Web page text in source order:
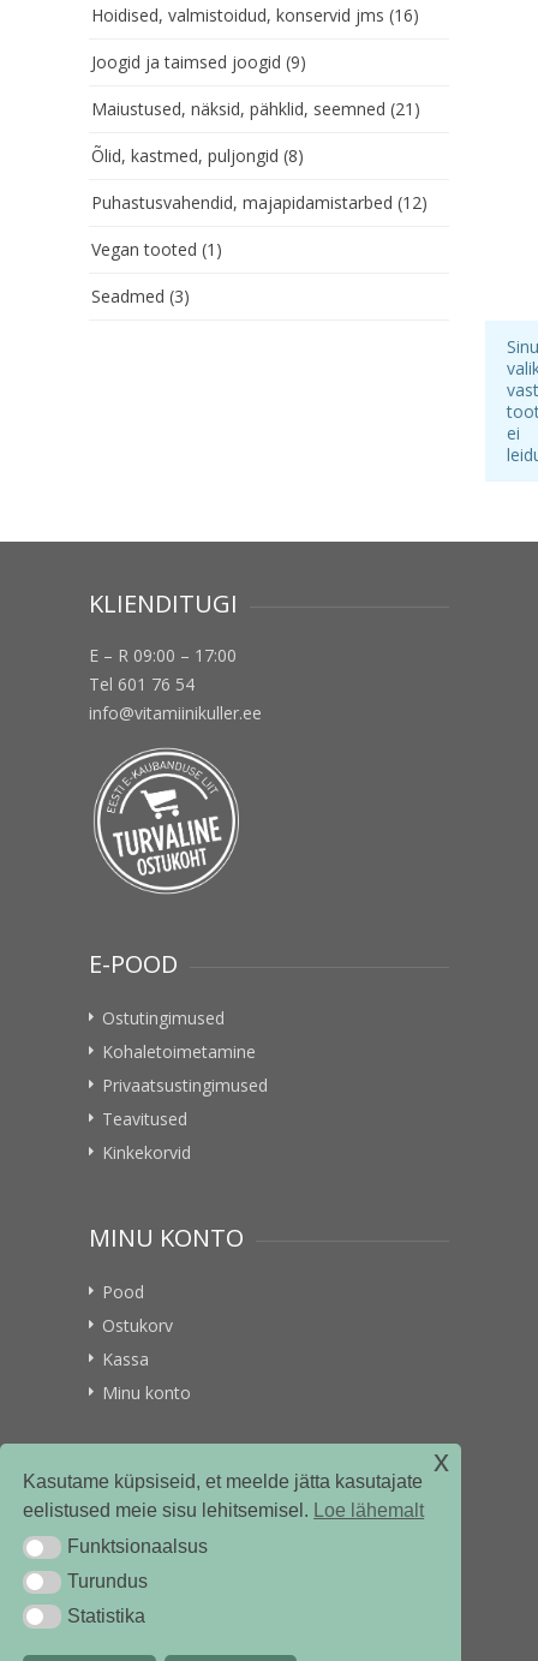
Kasutame küpsiseid, et meelde jätta kasutajate
eelistused meie sisu lehitsemisel. Loe lähemalt
Funktsionaalsus
Funktsionaalsus
TurundusTurundus
StatistikaStatistika
x
Hoidised, valmistoidud, konservid jms (16)
Joogid ja taimsed joogid (9)
Maiustused, näksid, pähklid, seemned (21)
Õlid, kastmed, puljongid (8)
Puhastusvahendid, majapidamistarbed (12)
Vegan tooted (1)
Seadmed (3)
Sinu
ei
KLIENDITUGI
E – R 09:00 – 17:00
Tel 601 76 54
info@vitamiinikuller.ee
E-POOD
Ostutingimused
Kohaletoimetamine
Privaatsustingimused
Teavitused
Kinkekorvid
MINU KONTO
Pood
Ostukorv
Kassa
Minu konto
VITAMIINIKULLER.EE